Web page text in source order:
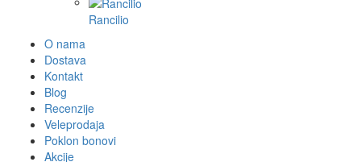
Rancilio
O nama
Dostava
Kontakt
Blog
Recenzije
Veleprodaja
Poklon bonovi
Akcije